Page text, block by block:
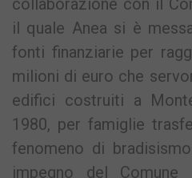
collaborazione con il
il quale Anea si è
fonti finanziarie per
milioni di euro che
edifici costruiti a
1980, per famiglie
fenomeno di
impegno del